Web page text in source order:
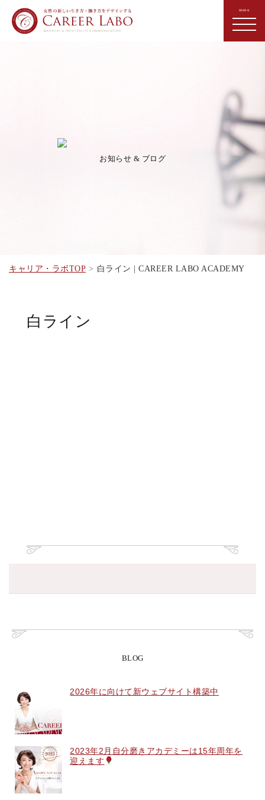
お知らせ & ブログ
キャリア・ラボTOP 白ライン | CAREER LABO ACADEMY
白ライン
BLOG
2026年に向けて新ウェブサイト構築中
2023年2月自分磨きアカデミーは15年周年を
迎えます